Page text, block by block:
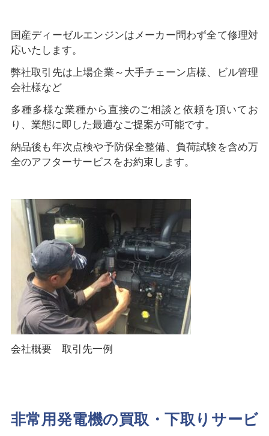
国産ディーゼルエンジンはメーカー問わず全て修理対
応いたします。
弊社取引先は上場企業～大手チェーン店様、ビル管理
会社様など
多種多様な業種から直接のご相談と依頼を頂いてお
り、業態に即した最適なご提案が可能です。
納品後も年次点検や予防保全整備、負荷試験を含め万
全のアフターサービスをお約束します。
会社概要 取引先一例
非常用発電機の買取・下取りサービ